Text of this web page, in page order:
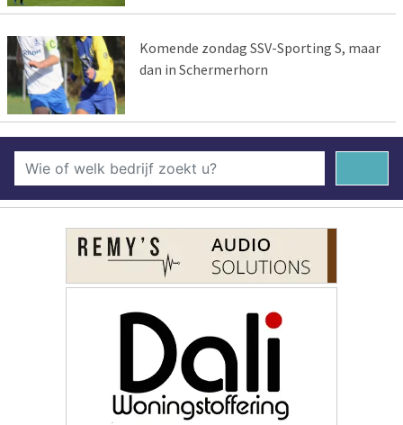
Komende zondag SSV-Sporting S, maar
dan in Schermerhorn